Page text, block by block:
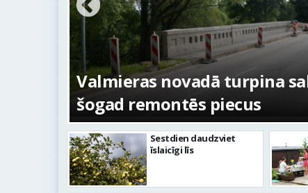
Valmieras novadā turpina
šogad remontēs piecus
Sestdien daudzviet
īslaicīgi līs